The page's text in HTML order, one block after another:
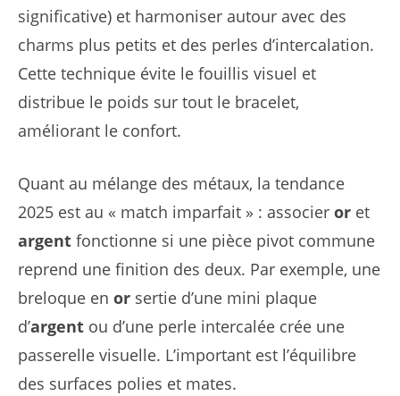
significative) et harmoniser autour avec des
charms plus petits et des perles d’intercalation.
Cette technique évite le fouillis visuel et
distribue le poids sur tout le bracelet,
améliorant le confort.
Quant au mélange des métaux, la tendance
2025 est au « match imparfait » : associer or et
argent fonctionne si une pièce pivot commune
reprend une finition des deux. Par exemple, une
breloque en or sertie d’une mini plaque
d’argent ou d’une perle intercalée crée une
passerelle visuelle. L’important est l’équilibre
des surfaces polies et mates.